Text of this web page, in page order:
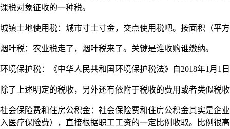
课税对象征收的一种税。
城镇土地使用税：城市寸土寸金，交点使用税吧。按面积（平
烟叶税：农业税走了，烟叶税来了。关键是谁收购谁缴纳。
环境保护税：《中华人民共和国环境保护税法》自2018年1月
除了上述明定的税收，另外还有依附于税收的费用或者类似税
社会保险费和住房公积金：社会保险费和住房公积金其实是企
入医疗保险费），直接根据职工工资的一定比例收取。比例很